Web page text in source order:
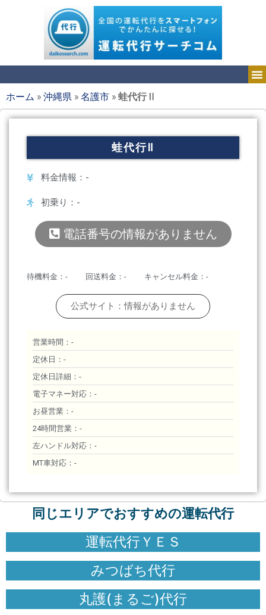
ホーム »沖縄県 »名護市 »蛙代行Ⅱ
蛙代行Ⅱ
料金情報：-
初乗り：-
電話番号の情報がありません
待機料金：- 回送料金：- キャンセル料金：-
公式サイト：情報がありません
営業時間：-
定休日：-
定休日詳細：-
電子マネー対応：-
お昼営業：-
24時間営業：-
左ハンドル対応：-
MT車対応：-
同じエリアでおすすめの運転代行
運転代行ＹＥＳ
みつばち代行
丸護(まるご)代行